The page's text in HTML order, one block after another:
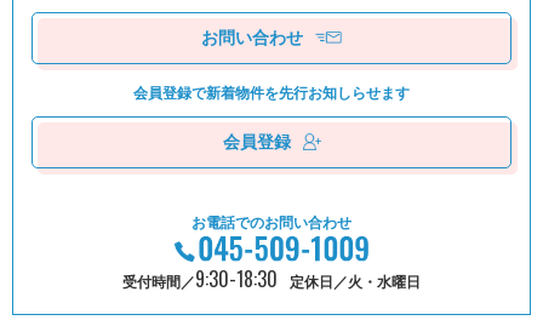
お問い合わせ
会員登録で新着物件を先⾏お知しらせます
会員登録
お電話でのお問い合わせ
受付時間／9:30-18:30 定休日／火・水曜日